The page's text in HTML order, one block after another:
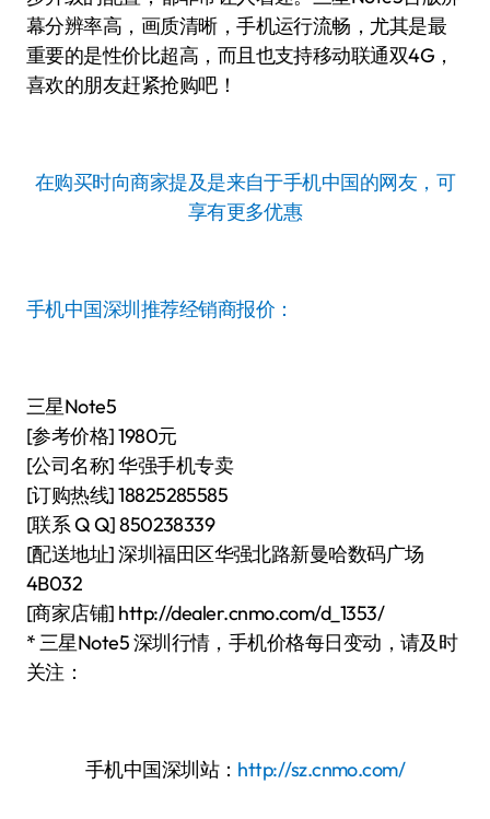
幕分辨率高，画质清晰，手机运行流畅，尤其是最
重要的是性价比超高，而且也支持移动联通双4G，
喜欢的朋友赶紧抢购吧！
在购买时向商家提及是来自于手机中国的网友，可
享有更多优惠
手机中国深圳推荐经销商报价：
三星Note5
[参考价格] 1980元
[公司名称] 华强手机专卖
[订购热线] 18825285585
[联系 Q Q] 850238339
[配送地址] 深圳福田区华强北路新曼哈数码广场
4B032
[商家店铺] http://dealer.cnmo.com/d_1353/
* 三星Note5 深圳行情，手机价格每日变动，请及时
关注：
手机中国深圳站： http://sz.cnmo.com/